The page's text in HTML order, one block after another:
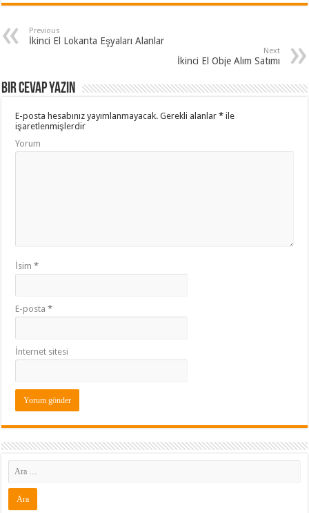
Previous
İkinci El Lokanta Eşyaları Alanlar
Next
İkinci El Obje Alım Satımı
Bir cevap yazın
E-posta hesabınız yayımlanmayacak. Gerekli alanlar* ile
işaretlenmişlerdir
Yorum
İsim*
E-posta*
İnternet sitesi